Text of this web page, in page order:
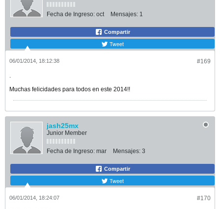
Fecha de Ingreso: oct Mensajes: 1
Compartir
Tweet
#169
06/01/2014, 18:12:38
.
Muchas felicidades para todos en este 2014!!
jash25mx
Junior Member
Fecha de Ingreso: mar Mensajes: 3
Compartir
Tweet
#170
06/01/2014, 18:24:07